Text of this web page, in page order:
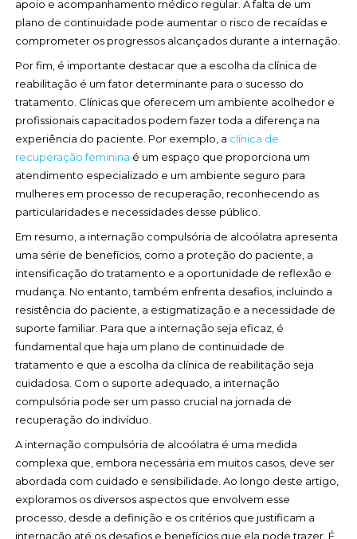
apoio e acompanhamento médico regular. A falta de um
plano de continuidade pode aumentar o risco de recaídas e
comprometer os progressos alcançados durante a internação.
Por fim, é importante destacar que a escolha da clínica de
reabilitação é um fator determinante para o sucesso do
tratamento. Clínicas que oferecem um ambiente acolhedor e
profissionais capacitados podem fazer toda a diferença na
experiência do paciente. Por exemplo, a clínica de
recuperação feminina é um espaço que proporciona um
atendimento especializado e um ambiente seguro para
mulheres em processo de recuperação, reconhecendo as
particularidades e necessidades desse público.
Em resumo, a internação compulsória de alcoólatra apresenta
uma série de benefícios, como a proteção do paciente, a
intensificação do tratamento e a oportunidade de reflexão e
mudança. No entanto, também enfrenta desafios, incluindo a
resistência do paciente, a estigmatização e a necessidade de
suporte familiar. Para que a internação seja eficaz, é
fundamental que haja um plano de continuidade de
tratamento e que a escolha da clínica de reabilitação seja
cuidadosa. Com o suporte adequado, a internação
compulsória pode ser um passo crucial na jornada de
recuperação do indivíduo.
A internação compulsória de alcoólatra é uma medida
complexa que, embora necessária em muitos casos, deve ser
abordada com cuidado e sensibilidade. Ao longo deste artigo,
exploramos os diversos aspectos que envolvem esse
processo, desde a definição e os critérios que justificam a
internação até os desafios e benefícios que ela pode trazer. É